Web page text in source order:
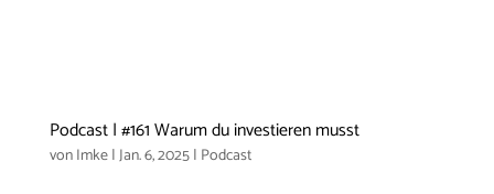
Podcast | #161 Warum du investieren musst
vonImke|Jan. 6, 2025| Podcast